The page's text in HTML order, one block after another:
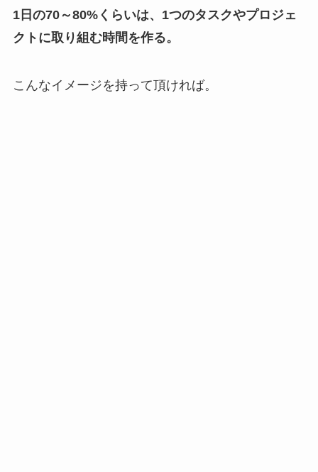
1日の70～80%くらいは、1つのタスクやプロジェ
クトに取り組む時間を作る。
こんなイメージを持って頂ければ。